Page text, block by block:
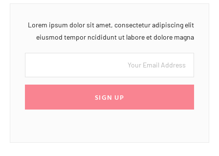
Lorem ipsum dolor sit amet, consectetur adipiscing elit
eiusmod tempor ncididunt ut labore et dolore magna
SIGN UP